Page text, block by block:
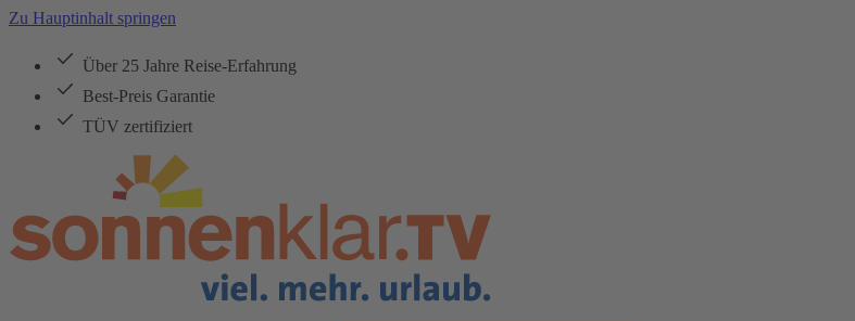
Zu Hauptinhalt springen
Über 25 Jahre Reise-Erfahrung
Best-Preis Garantie
TÜV zertifiziert